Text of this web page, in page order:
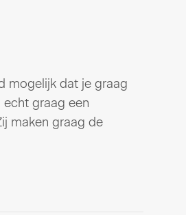
mogelijk dat je graag
graag een
maken graag de